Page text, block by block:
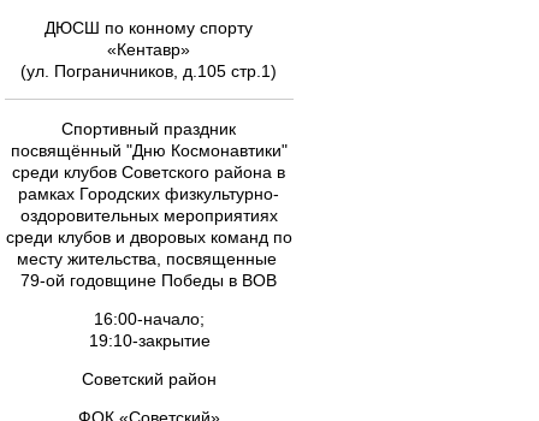
ДЮСШ по конному спорту
«Кентавр»
(ул. Пограничников, д.105 стр.1)
Спортивный праздник
посвящённый "Дню Космонавтики"
среди клубов Советского района в
рамках Городских физкультурно-
оздоровительных мероприятиях
среди клубов и дворовых команд по
месту жительства, посвященные
79-ой годовщине Победы в ВОВ
16:00-начало;
19:10-закрытие
Советский район